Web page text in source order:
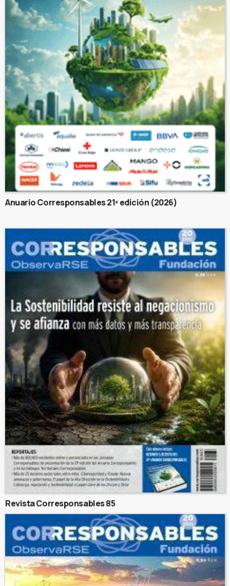
Anuario Corresponsables 21ª edición (2026)
Revista Corresponsables 85